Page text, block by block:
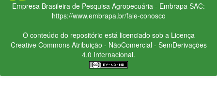
Empresa Brasileira de Pesquisa Agropecuária - Embrapa SAC:
https://www.embrapa.br/fale-conosco
O conteúdo do repositório está licenciado sob a Licença
Creative CommonsAtribuição - NãoComercial - SemDerivações
4.0 Internacional.